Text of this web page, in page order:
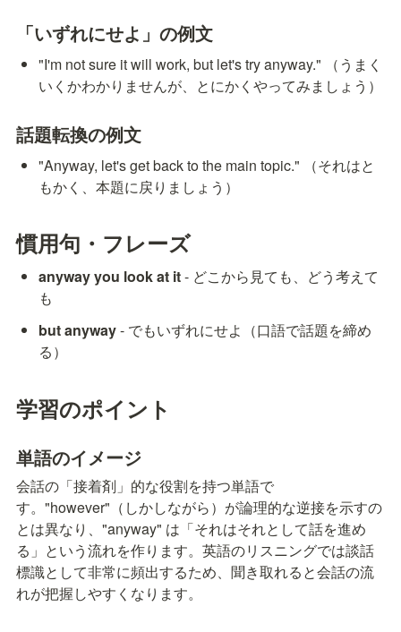
「いずれにせよ」の例文
"I'm not sure it will work, but let's try anyway." （うまく
いくかわかりませんが、とにかくやってみましょう）
話題転換の例文
"Anyway, let's get back to the main topic." （それはと
もかく、本題に戻りましょう）
慣用句・フレーズ
anyway you look at it - どこから見ても、どう考えて
も
but anyway - でもいずれにせよ（口語で話題を締め
る）
学習のポイント
単語のイメージ
会話の「接着剤」的な役割を持つ単語で
す。"however"（しかしながら）が論理的な逆接を示すの
とは異なり、"anyway" は「それはそれとして話を進め
る」という流れを作ります。英語のリスニングでは談話
標識として非常に頻出するため、聞き取れると会話の流
れが把握しやすくなります。